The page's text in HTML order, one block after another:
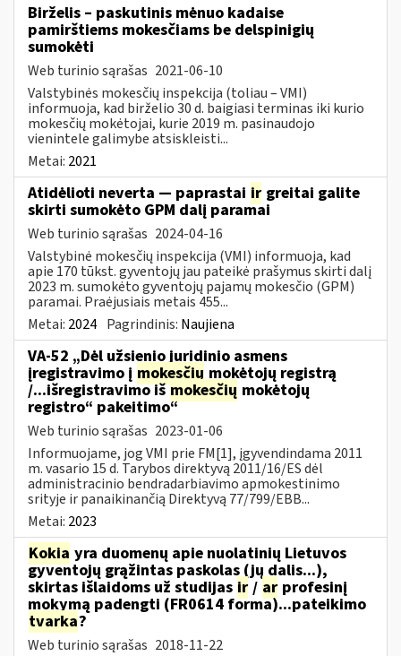
Birželis – paskutinis mėnuo kadaise
pamirštiems mokesčiams be delspinigių
sumokėti
Web turinio sąrašas 2021-06-10
Valstybinės mokesčių inspekcija (toliau – VMI)
informuoja, kad birželio 30 d. baigiasi terminas iki kurio
mokesčių mokėtojai, kurie 2019 m. pasinaudojo
vienintele galimybe atsiskleisti...
Metai: 2021
Atidėlioti neverta — paprastai ir greitai galite
skirti sumokėto GPM dalį paramai
Web turinio sąrašas 2024-04-16
Valstybinė mokesčių inspekcija (VMI) informuoja, kad
apie 170 tūkst. gyventojų jau pateikė prašymus skirti dalį
2023 m. sumokėto gyventojų pajamų mokesčio (GPM)
paramai. Praėjusiais metais 455...
Metai: 2024 Pagrindinis: Naujiena
VA-52 „Dėl užsienio juridinio asmens
įregistravimo į mokesčių mokėtojų registrą
/...išregistravimo išmokesčių mokėtojų
registro“ pakeitimo“
Web turinio sąrašas 2023-01-06
Informuojame, jog VMI prie FM[1], įgyvendindama 2011
m. vasario 15 d. Tarybos direktyvą 2011/16/ES dėl
administracinio bendradarbiavimo apmokestinimo
srityje ir panaikinančią Direktyvą 77/799/EBB...
Metai: 2023
Kokia yra duomenų apie nuolatinių Lietuvos
gyventojų grąžintas paskolas (jų dalis...),
skirtas išlaidoms už studijas ir / ar profesinį
mokymą padengti (FR0614 forma)...pateikimo
tvarka?
Web turinio sąrašas 2018-11-22